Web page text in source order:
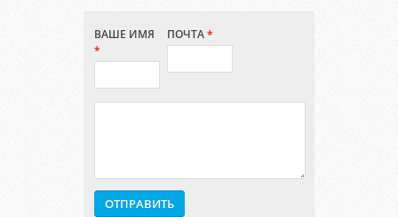
ВАШЕ ИМЯ
*
ПОЧТА*